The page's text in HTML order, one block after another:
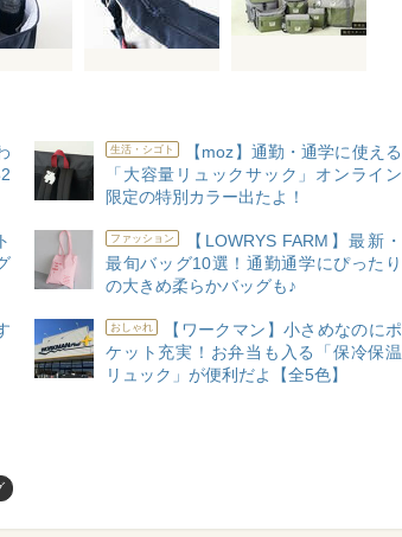
生活・シゴト
【moz】通勤・通学に使える
「大容量リュックサック」オンライン
限定の特別カラー出たよ！
ファッション
【LOWRYS FARM】最新・
最旬バッグ10選！通勤通学にぴったり
の大きめ柔らかバッグも♪
おしゃれ
【ワークマン】小さめなのにポ
ケット充実！お弁当も入る「保冷保温
リュック」が便利だよ【全5色】